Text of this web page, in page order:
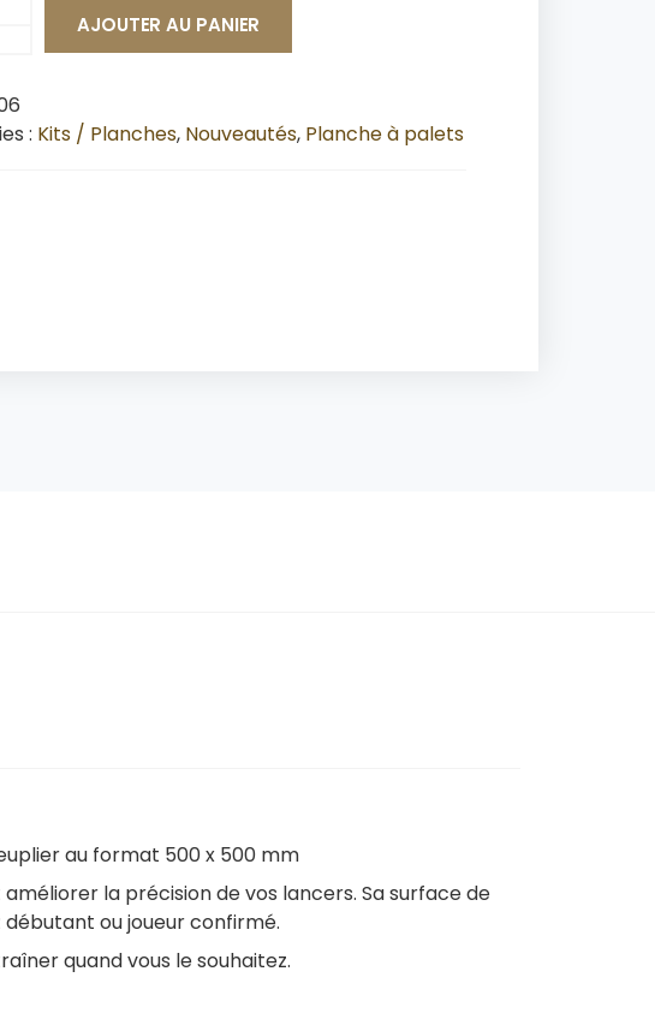
AJOUTER AU PANIER
: Kits / Planches, Nouveautés, Planche à palets
au format 500 x 500 mm
la précision de vos lancers. Sa surface de
ou joueur confirmé.
quand vous le souhaitez.